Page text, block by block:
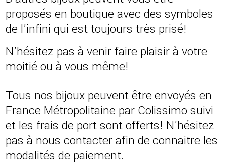
proposés en boutique avec des symboles
de l'infini qui est toujours très prisé!
N'hésitez pas à venir faire plaisir à votre
moitié ou à vous même!
Tous nos bijoux peuvent être envoyés en
France Métropolitaine par Colissimo suivi
et les frais de port sont offerts! N'hésitez
pas à nous contacter afin de connaitre les
modalités de paiement.